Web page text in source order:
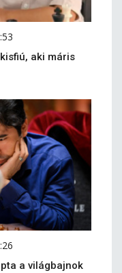
aki máris
a világbajnok